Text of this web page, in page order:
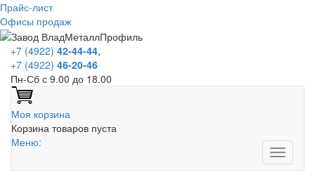
Прайс-лист
Офисы продаж
+7 (4922) 42-44-44,
+7 (4922) 46-20-46
Пн-Сб с 9.00 до 18.00
Моя корзина
Корзина товаров пуста
Меню: